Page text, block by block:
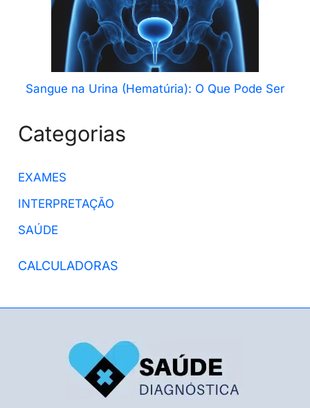
Sangue na Urina (Hematúria): O Que Pode Ser
Categorias
EXAMES
INTERPRETAÇÃO
SAÚDE
CALCULADORAS